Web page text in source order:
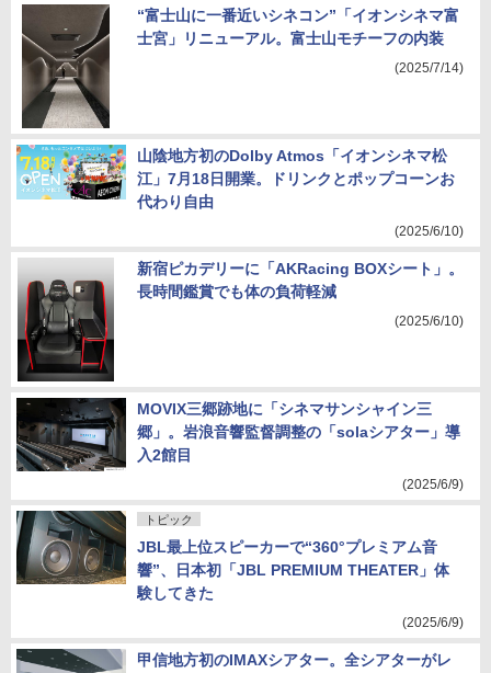
“富士山に一番近いシネコン”「イオンシネマ富
士宮」リニューアル。富士山モチーフの内装
(2025/7/14)
山陰地方初のDolby Atmos「イオンシネマ松
江」7月18日開業。ドリンクとポップコーンお
代わり自由
(2025/6/10)
新宿ピカデリーに「AKRacing BOXシート」。
長時間鑑賞でも体の負荷軽減
(2025/6/10)
MOVIX三郷跡地に「シネマサンシャイン三
郷」。岩浪音響監督調整の「solaシアター」導
入2館目
(2025/6/9)
トピック
JBL最上位スピーカーで“360°プレミアム音
響”、日本初「JBL PREMIUM THEATER」体
験してきた
(2025/6/9)
甲信地方初のIMAXシアター。全シアターがレ